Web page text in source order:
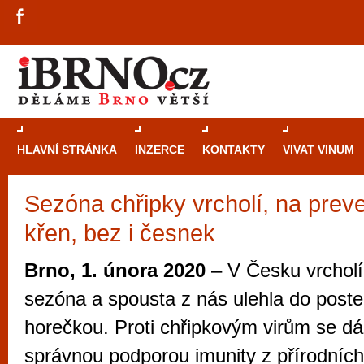
HLAVNÍ STRÁNKA INZERCE KONTAKTY VIVAT VINUM
Sezóna chřipky vrcholí, na
křen, bez i česnek
Brno, 1. února 2020 – V Česku
sezóna a spousta z nás ulehla do
horečkou. Proti chřipkovým virům se
správnou podporou imunity z
Průvodce
automaty
Brno je
zajímavé
restaurace,
Mimo jiné je ale také místem, kde si